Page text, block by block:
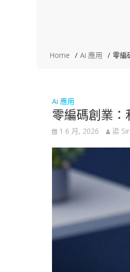
Home Ai 應用 零編
Ai 應用
零編碼創業：
1 6 月, 2026 梁 Sir